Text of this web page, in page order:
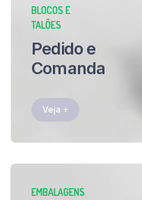
BLOCOS E
TALÕES
Pedido e
Comanda
Veja +
EMBALAGENS